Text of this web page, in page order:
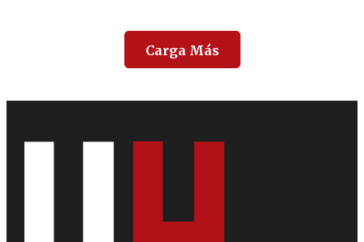
Carga Más